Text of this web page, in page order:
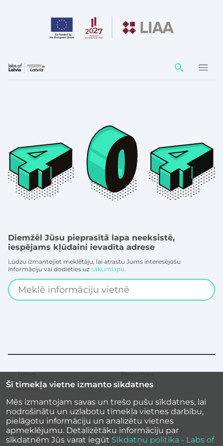
Action
element
Diemžēl Jūsu pieprasītā lapa neeksistē,
iespējams kļūdaini ievadīta adrese
Lūdzu izmantojiet meklētāju, lai atrastu Jums interesējošu
informāciju vai dodieties uz sākumlapu.
Search
Šī tīmekļa vietne izmanto sīkdatnes
Mēs izmantojam savas un trešo pušu sīkdatnes, lai
nodrošinātu un uzlabotu tīmekļa vietnes darbību,
pielāgotu informāciju un analizētu vietnes
apmeklējumu. Detalizētāku informāciju par
sīkdatnēm Jūs varat iegūt Sīkdatņu politika - Labs of
Secondary
menu
News
Events
Inspirational stories
Resources
Contacts
Cookies Policy
Site accessibility